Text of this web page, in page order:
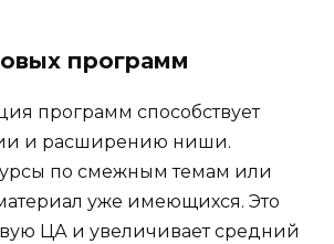
программ
программ способствует
и расширению ниши.
по смежным темам или
уже имеющихся. Это
ЦА и увеличивает средний